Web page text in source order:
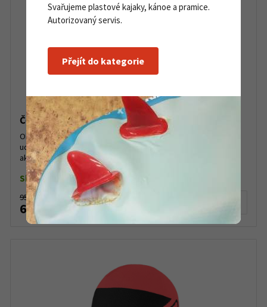
Čepice Dynafit Leopard Logo Beanie Magenta
Oblíbená čepice Leopard Logo Beanie v kolekci Dynafit, která
udrží vaši hlavu v teple na túrách nebo při jiných horských
aktivitách. Uvnitř čepice je čelenka z materiálu ...
Skladem dle varianty
950 Kč
610 Kč
Svařujeme plastové kajaky, kánoe a pramice.
Autorizovaný servis.
Přejít do kategorie